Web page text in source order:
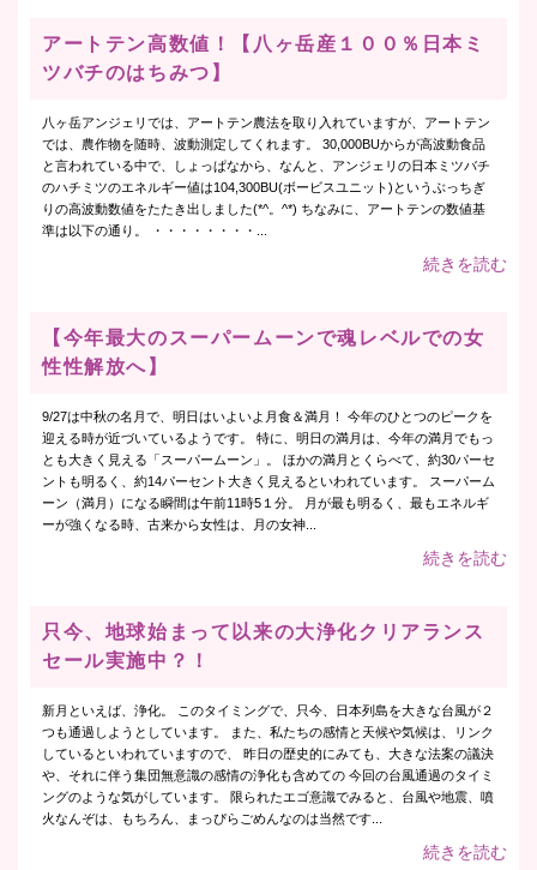
アートテン高数値！【八ヶ岳産１００％日本ミ
ツバチのはちみつ】
八ヶ岳アンジェリでは、アートテン農法を取り入れていますが、アートテン
では、農作物を随時、波動測定してくれます。 30,000BUからが高波動食品
と言われている中で、しょっぱなから、なんと、アンジェリの日本ミツバチ
のハチミツのエネルギー値は104,300BU(ボービスユニット)というぶっちぎ
りの高波動数値をたたき出しました(*^。^*) ちなみに、アートテンの数値基
準は以下の通り。 ・・・・・・・・...
続きを読む
【今年最大のスーパームーンで魂レベルでの女
性性解放へ】
9/27は中秋の名月で、明日はいよいよ月食＆満月！ 今年のひとつのピークを
迎える時が近づいているようです。 特に、明日の満月は、今年の満月でもっ
とも大きく見える「スーパームーン」。 ほかの満月とくらべて、約30パーセ
ントも明るく、約14パーセント大きく見えるといわれています。 スーパーム
ーン（満月）になる瞬間は午前11時5１分。 月が最も明るく、最もエネルギ
ーが強くなる時、古来から女性は、月の女神...
続きを読む
只今、地球始まって以来の大浄化クリアランス
セール実施中？！
新月といえば、浄化。 このタイミングで、只今、日本列島を大きな台風が２
つも通過しようとしています。 また、私たちの感情と天候や気候は、リンク
しているといわれていますので、 昨日の歴史的にみても、大きな法案の議決
や、それに伴う集団無意識の感情の浄化も含めての 今回の台風通過のタイミ
ングのような気がしています。 限られたエゴ意識でみると、台風や地震、噴
火なんぞは、もちろん、まっぴらごめんなのは当然です...
続きを読む